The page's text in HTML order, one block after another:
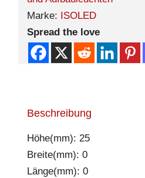
Marke: ISOLED
Spread the love
Beschreibung
Höhe(mm): 25
Breite(mm): 0
Länge(mm): 0